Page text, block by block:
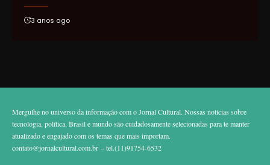
3 anos ago
Mergulhe no universo da informação com o Jornal Cultural. Nossas notícias sobre
tecnologia, política, Brasil e mundo são cuidadosamente selecionadas para te manter
atualizado e engajado com os temas que mais importam.
contato@jornalcultural.com.br – tel.(11)91754-6532